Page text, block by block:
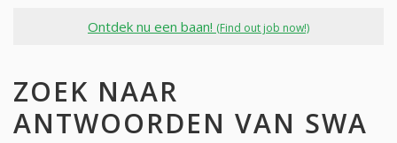
Ontdek nu een baan! (Find out job now!)
ZOEK NAAR
ANTWOORDEN VAN SWA